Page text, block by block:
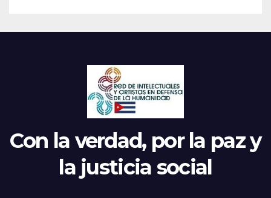
Con la verdad, por la paz y
la justicia social